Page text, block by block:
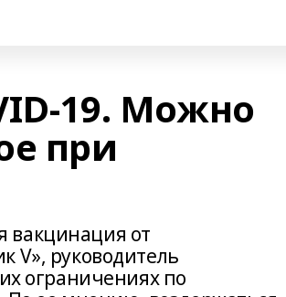
19. Можно
при
вакцинация от
V», руководитель
ограничениях по